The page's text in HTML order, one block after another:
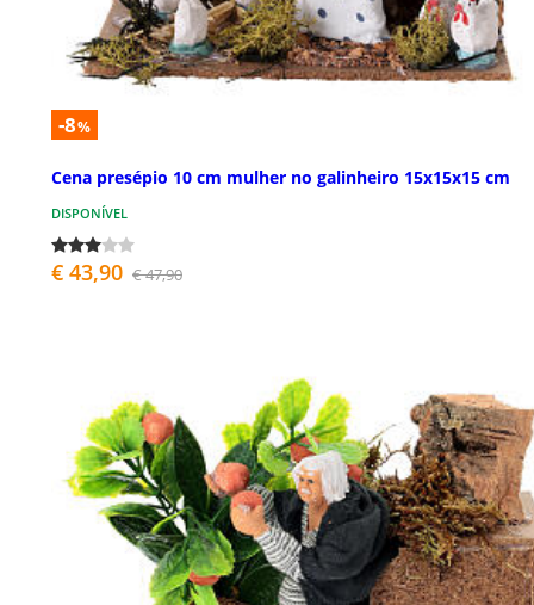
-8%
Cena presépio 10 cm mulher no galinheiro 15x15x15 cm
DISPONÍVEL
€ 43,90 € 47,90